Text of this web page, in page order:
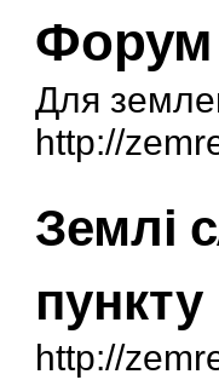
Форум
Для
http://
Землі
пункту
http://